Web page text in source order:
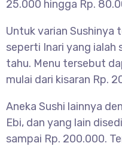
25.000 hingga Rp.
Untuk varian Sushinya
seperti Inari yang ialah
tahu. Menu tersebut
mulai dari kisaran Rp.
Aneka Sushi lainnya
Ebi, dan yang lain
sampai Rp. 200.000.